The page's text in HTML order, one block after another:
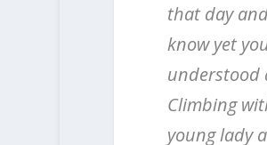
that day
know yet
understood
Climbing
young lady